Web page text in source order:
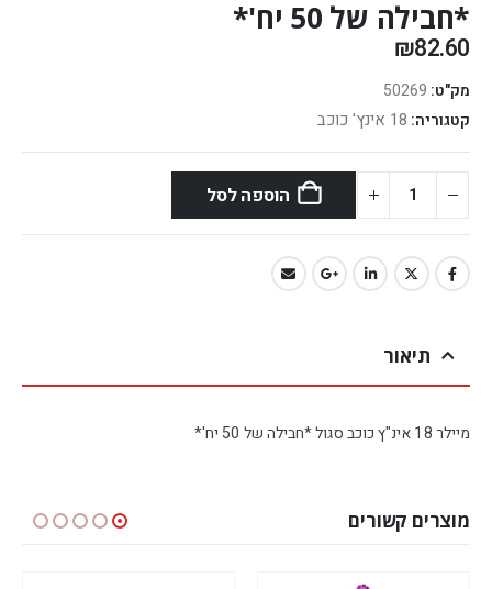
*חבילה של 50 יח'*
₪82.60
מק"ט: 50269
קטגוריה: 18 אינץ' כוכב
הוספה לסל
תיאור
מיילר 18 אינ"ץ כוכב סגול *חבילה של 50 יח'*
מוצרים קשורים